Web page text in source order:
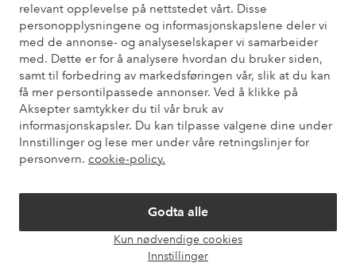
relevant opplevelse på nettstedet vårt. Disse
personopplysningene og informasjonskapslene deler vi
med de annonse- og analyseselskaper vi samarbeider
med. Dette er for å analysere hvordan du bruker siden,
samt til forbedring av markedsføringen vår, slik at du kan
få mer persontilpassede annonser. Ved å klikke på
Aksepter samtykker du til vår bruk av
informasjonskapsler. Du kan tilpasse valgene dine under
Innstillinger og lese mer under våre retningslinjer for
personvern. cookie-policy.
Godta alle
Kun nødvendige cookies
Innstillinger
Du finner svar på de vanligste spørsmålene i vår FAQ. Du finner
også informasjon om hvordan du kan kontakte oss.
Kundeservice Bestilling Betalingsmåte
Mine sider